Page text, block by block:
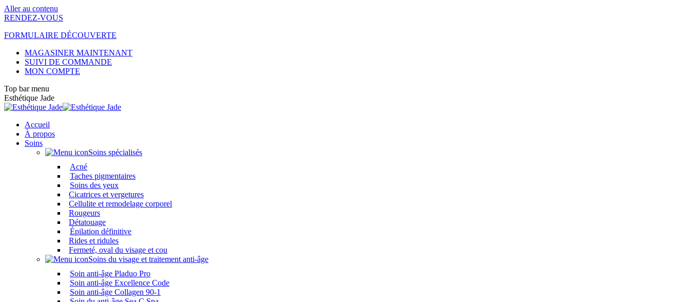
Aller au contenu
RENDEZ-VOUS
FORMULAIRE DÉCOUVERTE
MAGASINER MAINTENANT
SUIVI DE COMMANDE
MON COMPTE
Top bar menu
Esthétique Jade
Accueil
À propos
Soins
Soins spécialisés
Acné
Taches pigmentaires
Soins des yeux
Cicatrices et vergetures
Cellulite et remodelage corporel
Rougeurs
Détatouage
Épilation définitive
Rides et ridules
Fermeté, oval du visage et cou
Soins du visage et traitement anti-âge
Soin anti-âge Pladuo Pro
Soin anti-âge Excellence Code
Soin anti-âge Collagen 90-1